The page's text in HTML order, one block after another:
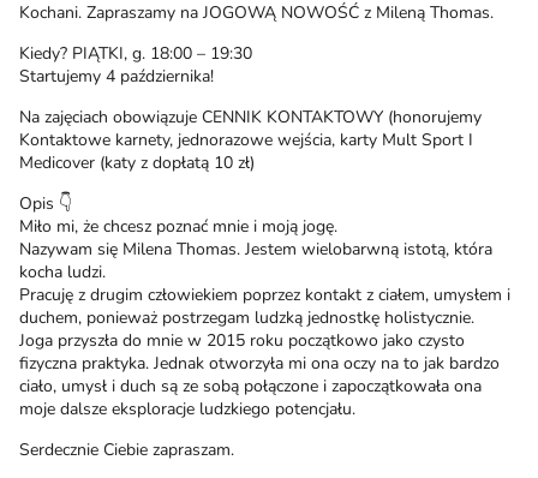
Kochani. Zapraszamy na JOGOWĄ NOWOŚĆ z Mileną Thomas.
Kiedy? PIĄTKI, g. 18:00 – 19:30
Startujemy 4 października!
Na zajęciach obowiązuje CENNIK KONTAKTOWY (honorujemy
Kontaktowe karnety, jednorazowe wejścia, karty Mult Sport I
Medicover (katy z dopłatą 10 zł)
Opis 👇
Miło mi, że chcesz poznać mnie i moją jogę.
Nazywam się Milena Thomas. Jestem wielobarwną istotą, która
kocha ludzi.
Pracuję z drugim człowiekiem poprzez kontakt z ciałem, umysłem i
duchem, ponieważ postrzegam ludzką jednostkę holistycznie.
Joga przyszła do mnie w 2015 roku początkowo jako czysto
fizyczna praktyka. Jednak otworzyła mi ona oczy na to jak bardzo
ciało, umysł i duch są ze sobą połączone i zapoczątkowała ona
moje dalsze eksploracje ludzkiego potencjału.
Serdecznie Ciebie zapraszam.